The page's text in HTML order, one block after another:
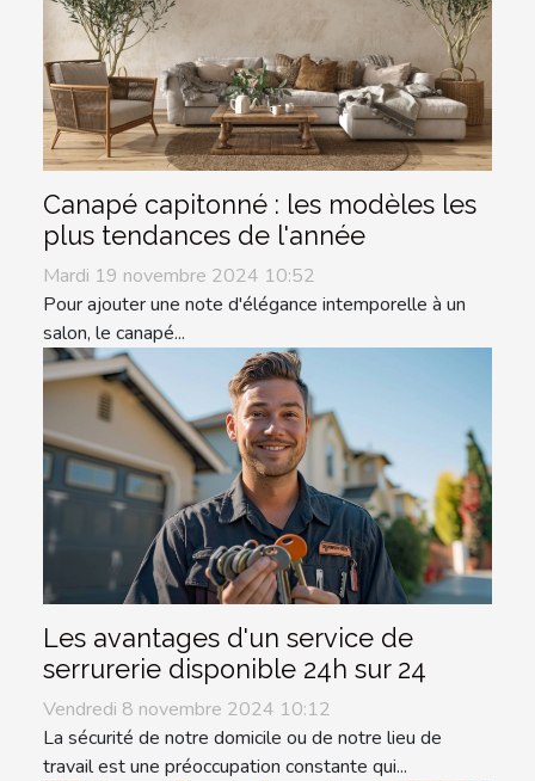
Canapé capitonné : les modèles les
plus tendances de l'année
Mardi 19 novembre 2024 10:52
Pour ajouter une note d'élégance intemporelle à un
salon, le canapé...
Les avantages d'un service de
serrurerie disponible 24h sur 24
Vendredi 8 novembre 2024 10:12
La sécurité de notre domicile ou de notre lieu de
travail est une préoccupation constante qui...